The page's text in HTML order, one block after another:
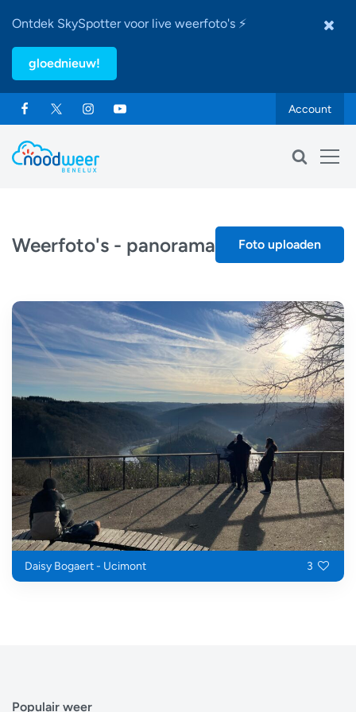
Ontdek SkySpotter voor live weerfoto's ⚡
gloednieuw!
Account
Weerfoto's - panorama Foto uploaden
Daisy Bogaert - Ucimont 3
Populair weer